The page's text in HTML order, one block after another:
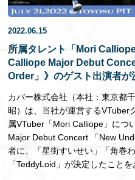
2022.06.15
所属タレント「Mori
Calliope Major Debut
Order」》のゲスト出演者が
カバー株式会社（本社：東京都
昭）は、当社が運営するVTuber
属VTuber「Mori Calliope」につ
Major Debut Concert 「New
者に、「星街すいせい」「⾓巻
「TeddyLoid」が決定したこと